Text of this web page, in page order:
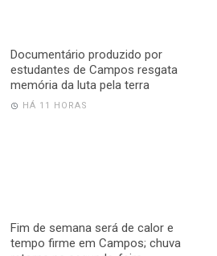
Documentário produzido por
estudantes de Campos resgata
memória da luta pela terra
HÁ 11 HORAS
Fim de semana será de calor e
tempo firme em Campos; chuva